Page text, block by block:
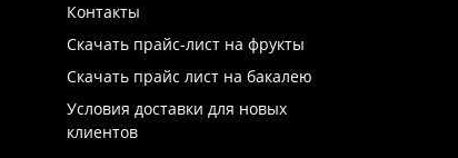
Контакты
Скачать прайс-лист на фрукты
Скачать прайс лист на бакалею
Условия доставки для новых
клиентов